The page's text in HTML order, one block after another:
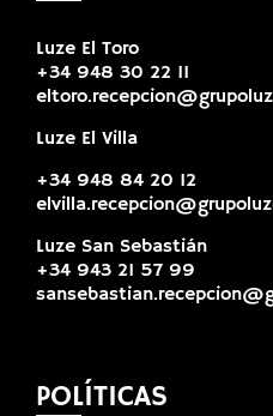
Luze El Toro
+34 948 30 22 11
Luze El Villa
+34 948 84 20 12
Luze San Sebastián
+34 943 21 57 99
POLÍTICAS